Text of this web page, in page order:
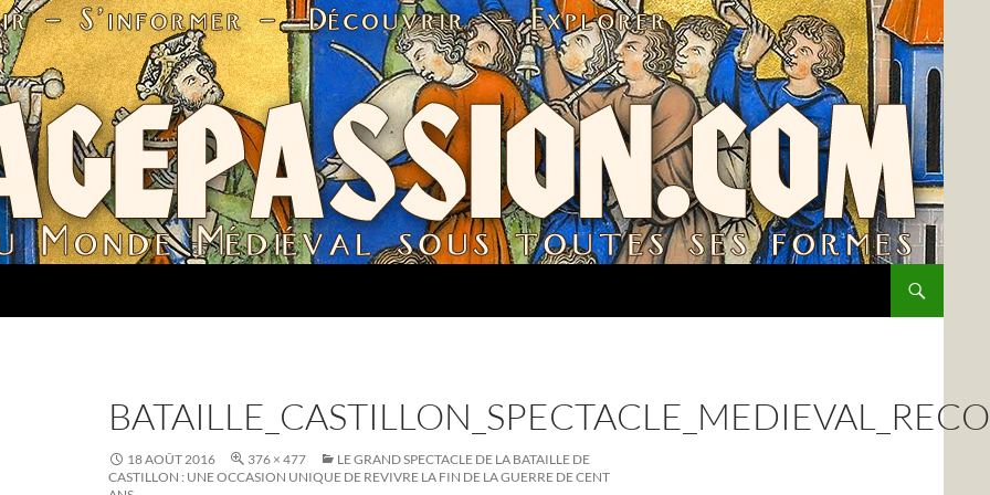
18 AOÛT 2016 376 × 477
LE GRAND SPECTACLE DE LA BATAILLE DE
CASTILLON : UNE OCCASION UNIQUE DE REVIVRE LA FIN DE LA GUERRE DE CENT